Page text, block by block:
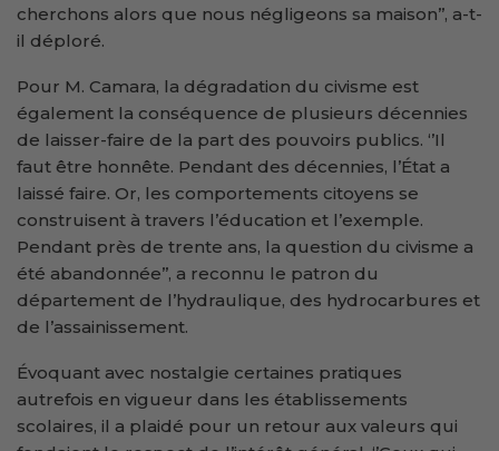
cherchons alors que nous négligeons sa maison’’, a-t-
il déploré.
Pour M. Camara, la dégradation du civisme est
également la conséquence de plusieurs décennies
de laisser-faire de la part des pouvoirs publics. ‘’Il
faut être honnête. Pendant des décennies, l’État a
laissé faire. Or, les comportements citoyens se
construisent à travers l’éducation et l’exemple.
Pendant près de trente ans, la question du civisme a
été abandonnée’’, a reconnu le patron du
département de l’hydraulique, des hydrocarbures et
de l’assainissement.
Évoquant avec nostalgie certaines pratiques
autrefois en vigueur dans les établissements
scolaires, il a plaidé pour un retour aux valeurs qui